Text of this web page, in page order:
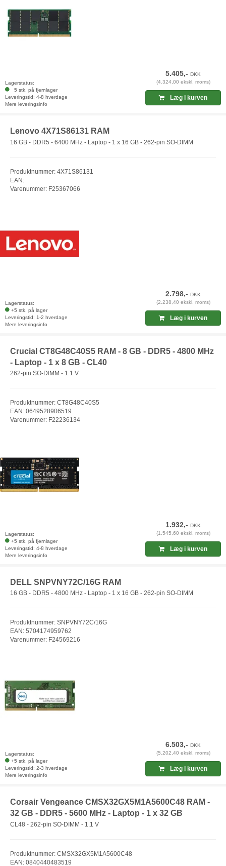
Lagerstatus:
5 stk. på fjernlager
Leveringstid: 4-8 hverdage
Mere leveringsinfo
5.405,-DKK
(4.324,00 ekskl. moms)
Læg i kurven
Lenovo 4X71S86131 RAM
16 GB - DDR5 - 6400 MHz - Laptop - 1 x 16 GB - 262-pin SO-DIMM
Produktnummer: 4X71S86131
EAN:
Varenummer: F25367066
Lagerstatus:
+5 stk. på lager
Leveringstid: 1-2 hverdage
Mere leveringsinfo
2.798,-DKK
(2.238,40 ekskl. moms)
Læg i kurven
Crucial CT8G48C40S5 RAM - 8 GB - DDR5 - 4800 MHz
- Laptop - 1 x 8 GB - CL40
262-pin SO-DIMM - 1.1 V
Produktnummer: CT8G48C40S5
EAN: 0649528906519
Varenummer: F22236134
Lagerstatus:
+5 stk. på fjernlager
Leveringstid: 4-8 hverdage
Mere leveringsinfo
1.932,-DKK
(1.545,60 ekskl. moms)
Læg i kurven
DELL SNPVNY72C/16G RAM
16 GB - DDR5 - 4800 MHz - Laptop - 1 x 16 GB - 262-pin SO-DIMM
Produktnummer: SNPVNY72C/16G
EAN: 5704174959762
Varenummer: F24569216
Lagerstatus:
+5 stk. på lager
Leveringstid: 2-3 hverdage
Mere leveringsinfo
6.503,-DKK
(5.202,40 ekskl. moms)
Læg i kurven
Corsair Vengeance CMSX32GX5M1A5600C48 RAM -
32 GB - DDR5 - 5600 MHz - Laptop - 1 x 32 GB
CL48 - 262-pin SO-DIMM - 1.1 V
Produktnummer: CMSX32GX5M1A5600C48
EAN: 0840440483519